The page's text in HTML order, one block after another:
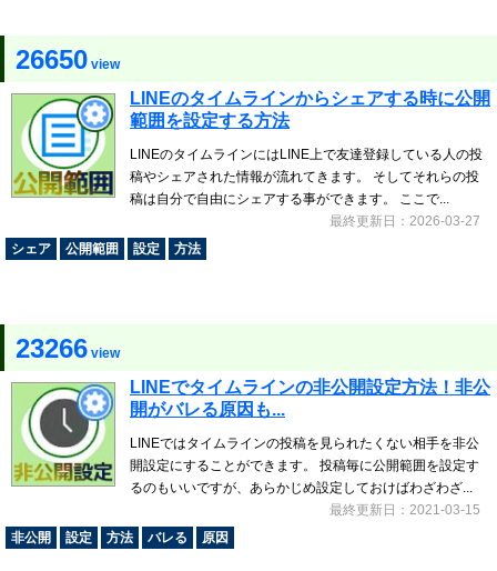
26650 view
LINEのタイムラインからシェアする時に公開
範囲を設定する方法
LINEのタイムラインにはLINE上で友達登録している人の投
稿やシェアされた情報が流れてきます。 そしてそれらの投
稿は自分で自由にシェアする事ができます。 ここで...
最終更新日：2026-03-27
シェア
公開範囲 設定 方法
23266 view
LINEでタイムラインの非公開設定方法！非公
開がバレる原因も...
LINEではタイムラインの投稿を見られたくない相手を非公
開設定にすることができます。 投稿毎に公開範囲を設定す
るのもいいですが、あらかじめ設定しておけばわざわざ...
最終更新日：2021-03-15
非公開
設定 方法 バレる 原因